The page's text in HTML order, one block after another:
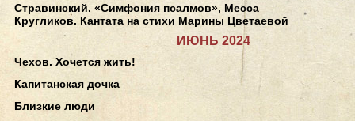
Стравинский. «Симфония псалмов», Месса
Кругликов. Кантата на стихи Марины Цветаевой
ИЮНЬ 2024
Чехов. Хочется жить!
Капитанская дочка
Близкие люди